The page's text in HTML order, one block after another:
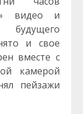
видео и
и свое
вместе с
камерой
пейзажи